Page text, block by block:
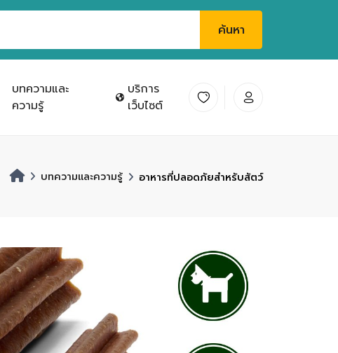
ค้นหา
บทความและ
ความรู้
บริการ
เว็บไซต์
บทความและความรู้ อาหารที่ปลอดภัยสำหรับสัตว์